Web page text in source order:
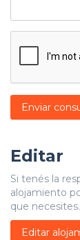
Enviar
Editar
Si tenés la
alojamiento
que necesites.
Editar